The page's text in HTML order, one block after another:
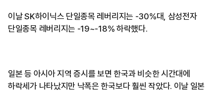
이날 SK하이닉스 단일종목 레버리지는 -30%대, 삼성전자
단일종목 레버리지는 -19~-18% 하락했다.
일본 등 아시아 지역 증시를 보면 한국과 비슷한 시간대에
하락세가 나타났지만 낙폭은 한국보다 훨씬 작았다. 이날 일본